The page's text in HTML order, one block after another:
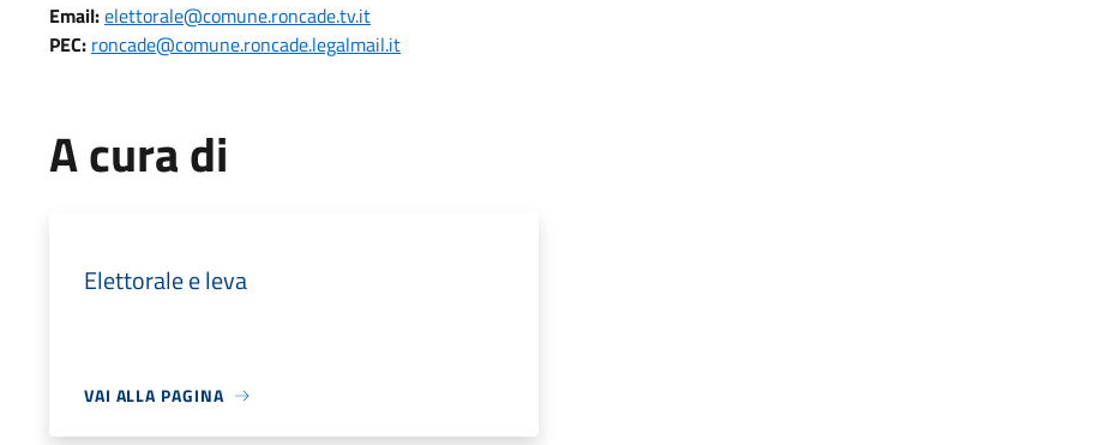
Email:elettorale@comune.roncade.tv.it
PEC: roncade@comune.roncade.legalmail.it
A cura di
Elettorale e leva
VAI ALLA PAGINA